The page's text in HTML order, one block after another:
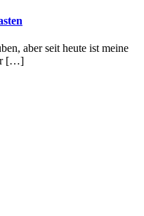
aber seit heute ist meine
[…]